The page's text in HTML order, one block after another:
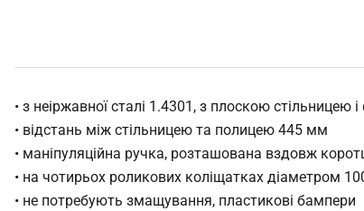
• з неіржавної сталі 1.4301, з плоскою
• відстань між стільницею та полицею 445 мм
• маніпуляційна ручка, розташована вздовж
• на чотирьох роликових коліщатках діаметром
• не потребують змащування, пластикові бампери